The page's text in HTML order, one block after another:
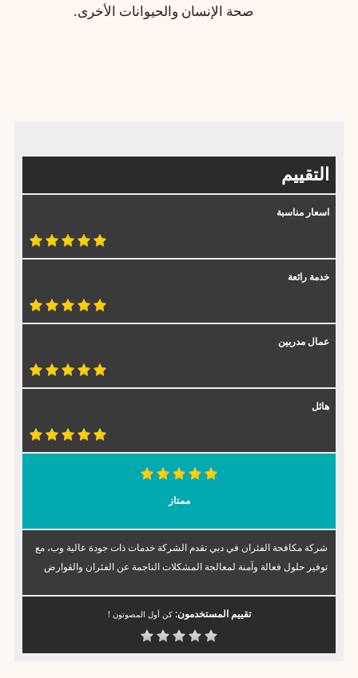
صحة الإنسان والحيوانات الأخرى.
التقييم
اسعار مناسبة
خدمة رائعة
عمال مدربين
هائل
ممتاز
شركة مكافحة الفئران في دبي تقدم الشركة خدمات ذات جودة عالية وب، مع
توفير حلول فعالة وآمنة لمعالجة المشكلات الناجمة عن الفئران والقوارض
تقييم المستخدمون:كن أول المصوتون !